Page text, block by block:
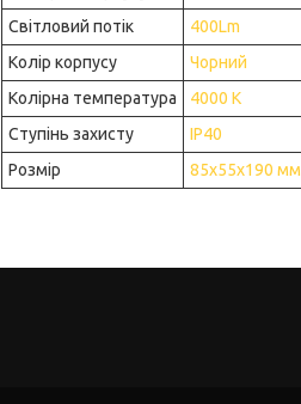
Світловий потік
400Lm
Колір корпусу
Чорний
Колірна температура
4000 К
Ступінь захисту
IP40
Розмір
85x55x190 мм